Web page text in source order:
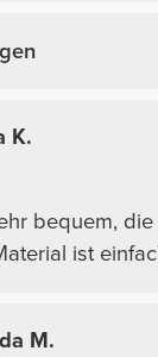
K.
bequem,
ist
M.